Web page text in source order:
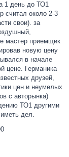
1 день до ТО1
считал около 2-3
свои). за
мастер приемщик
новую цену
в начале
цене. Германика
друзей,
цен и неумелых
с авторынка)
ТО1 другими
дел.